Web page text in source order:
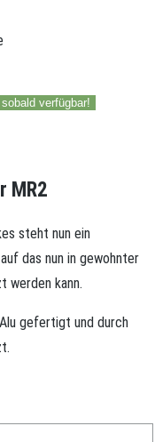
verfügbar!
MR2
steht nun ein
das nun in gewohnter
werden kann.
gefertigt und durch